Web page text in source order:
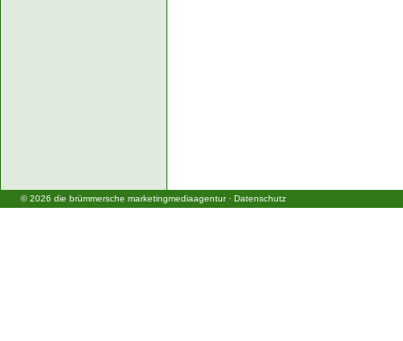
© 2026 die brümmersche marketingmediaagentur· Datenschutz